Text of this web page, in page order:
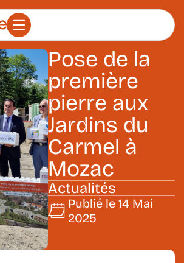
Pose de la
première
pierre aux
Jardins du
Carmel à
Mozac
Actualités
Publié le 14 Mai
2025